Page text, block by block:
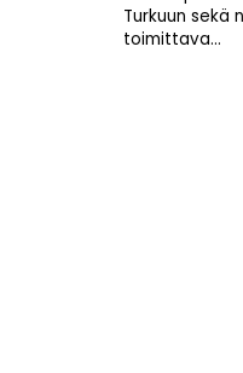
Turkuun sekä
toimittava...